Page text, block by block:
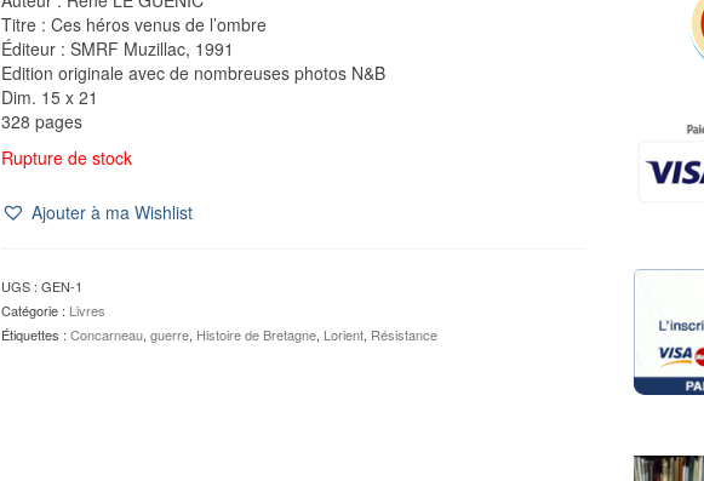
Titre : Ces héros venus de l’ombre
Éditeur : SMRF Muzillac, 1991
Edition originale avec de nombreuses photos N&B
Dim. 15 x 21
328 pages
Rupture de stock
Ajouter à ma Wishlist
UGS : GEN-1
Catégorie : Livres
Étiquettes : Concarneau, guerre, Histoire de Bretagne, Lorient, Résistance